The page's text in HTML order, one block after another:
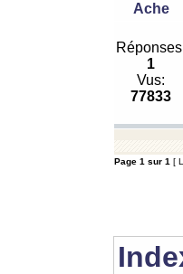
Ache
1
Vus:
77833
Page 1 sur 1 [